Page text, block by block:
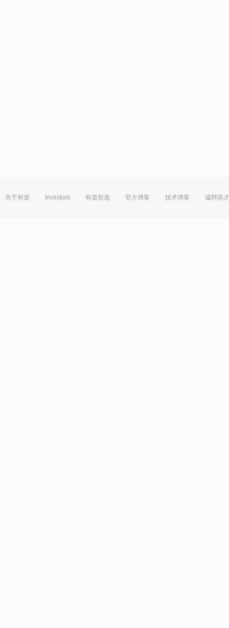
关于有道 Investors 有道智选 官方博客 技术博客 诚聘英才